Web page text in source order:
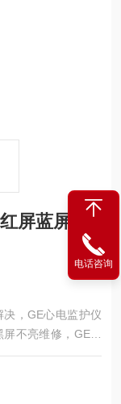
屏蓝屏维
，GE心电监护仪
不亮维修，GE心
电监护仪开机屏幕
监护仪心电扫描基
电话咨询